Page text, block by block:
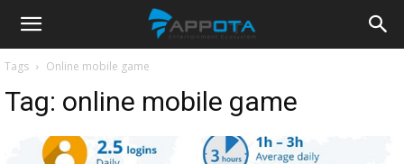
Appota
News
Tags Online mobile game
Tag: online mobile game